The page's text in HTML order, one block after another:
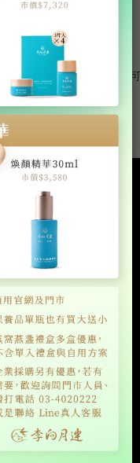
30罐入*12組（無禮盒，
免運配送）